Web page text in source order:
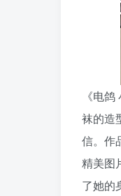
《电
袜的造
信。作
精美图
了她的